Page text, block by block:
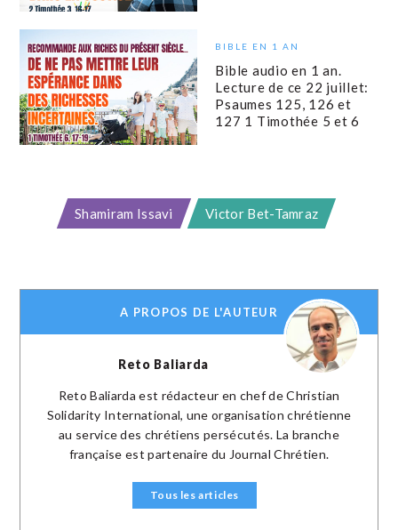
BIBLE EN 1 AN
Bible audio en 1 an.
Lecture de ce 22 juillet:
Psaumes 125, 126 et
127 1 Timothée 5 et 6
Shamiram Issavi Victor Bet-Tamraz
A PROPOS DE L'AUTEUR
Reto Baliarda
Reto Baliarda est rédacteur en chef de Christian
Solidarity International, une organisation chrétienne
au service des chrétiens persécutés. La branche
française est partenaire du Journal Chrétien.
Tous les articles